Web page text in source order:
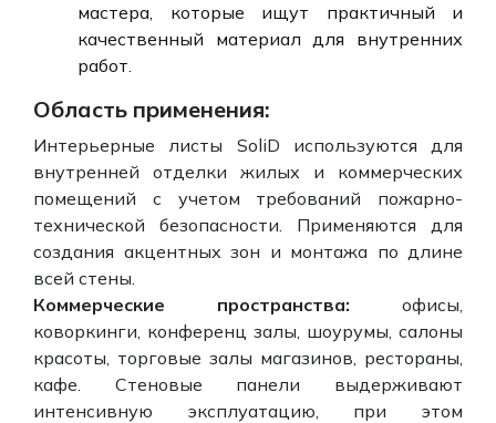
мастера, которые ищут практичный и
качественный материал для внутренних
работ.
Область применения:
Интерьерные листы SoliD используются для
внутренней отделки жилых и коммерческих
помещений с учетом требований пожарно-
технической безопасности. Применяются для
создания акцентных зон и монтажа по длине
всей стены.
Коммерческие пространства: офисы,
коворкинги, конференц залы, шоурумы, салоны
красоты, торговые залы магазинов, рестораны,
кафе. Стеновые панели выдерживают
интенсивную эксплуатацию, при этом